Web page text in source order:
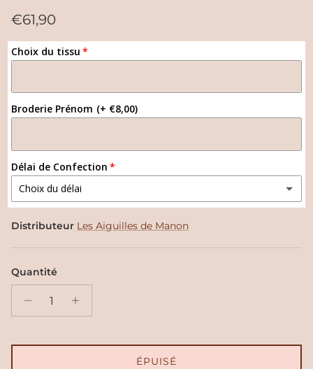
Prix habituel
€61,90
Choix du tissu
Broderie Prénom (+ €8,00)
Délai de Confection
Choix du délai
Normal 10-11 semaines
Express 2-3 semaines (+ €25,00)
Distributeur Les Aiguilles de Manon
Quantité
ÉPUISÉ